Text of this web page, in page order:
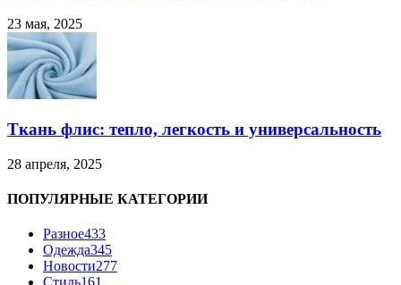
23 мая, 2025
Ткань флис: тепло, легкость и универсальность
28 апреля, 2025
ПОПУЛЯРНЫЕ КАТЕГОРИИ
Разное433
Одежда345
Новости277
Стиль161